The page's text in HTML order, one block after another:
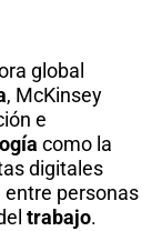
global
, McKinsey
e
como la
digitales
personas
trabajo.